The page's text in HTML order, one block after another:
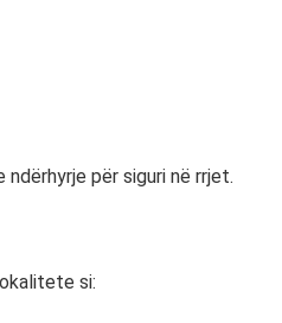
për siguri në rrjet.
si: